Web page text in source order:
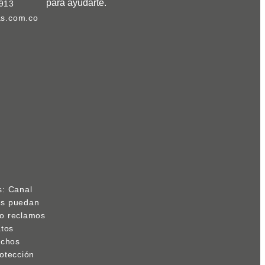
para ayudarte.
Canal
puedan
reclamos